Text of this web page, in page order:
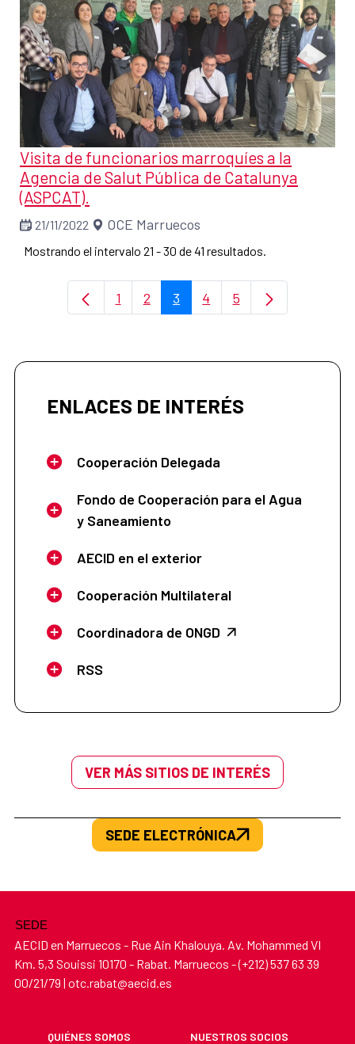
Visita de funcionarios marroquíes a la
Agencia de Salut Pública de Catalunya
(ASPCAT).
21/11/2022 OCE Marruecos
Mostrando el intervalo 21 - 30 de 41 resultados.
Página
1 Página
2 Página
3 Página
4 Página
5
ENLACES DE INTERÉS
Cooperación Delegada
Fondo de Cooperación para el Agua
y Saneamiento
AECID en el exterior
Cooperación Multilateral
Coordinadora de ONGD
RSS
VER MÁS SITIOS DE INTERÉS
SEDE ELECTRÓNICA
SEDE
AECID en Marruecos - Rue Ain Khalouya. Av. Mohammed VI
Km. 5,3 Souissi 10170 - Rabat. Marruecos - (+212) 537 63 39
00/21/79 | otc.rabat@aecid.es
QUIÉNES SOMOS NUESTROS SOCIOS